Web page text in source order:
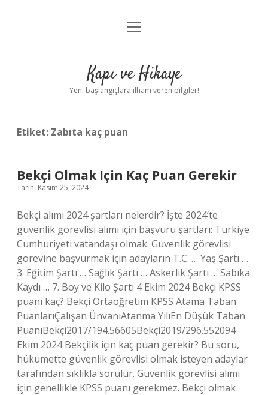
Anasayfa
Yasal Uyarı
menüyü
Kapı ve Hikaye
Yeni başlangıçlara ilham veren bilgiler!
Etiket: Zabıta kaç puan
Bekçi Olmak Için Kaç Puan Gerekir
Tarih: Kasım 25, 2024
Bekçi alımı 2024 şartları nelerdir? İşte 2024’te
güvenlik görevlisi alımı için başvuru şartları: Türkiye
Cumhuriyeti vatandaşı olmak. Güvenlik görevlisi
görevine başvurmak için adayların T.C. … Yaş Şartı …
3. Eğitim Şartı … Sağlık Şartı … Askerlik Şartı … Sabıka
Kaydı … 7. Boy ve Kilo Şartı 4 Ekim 2024 Bekçi KPSS
puanı kaç? Bekçi Ortaöğretim KPSS Atama Taban
PuanlarıÇalışan ÜnvanıAtanma YılıEn Düşük Taban
PuanıBekçi2017/194.56605Bekçi2019/296.552094
Ekim 2024 Bekçilik için kaç puan gerekir? Bu soru,
hükümette güvenlik görevlisi olmak isteyen adaylar
tarafından sıklıkla sorulur. Güvenlik görevlisi alımı
için genellikle KPSS puanı gerekmez. Bekçi olmak